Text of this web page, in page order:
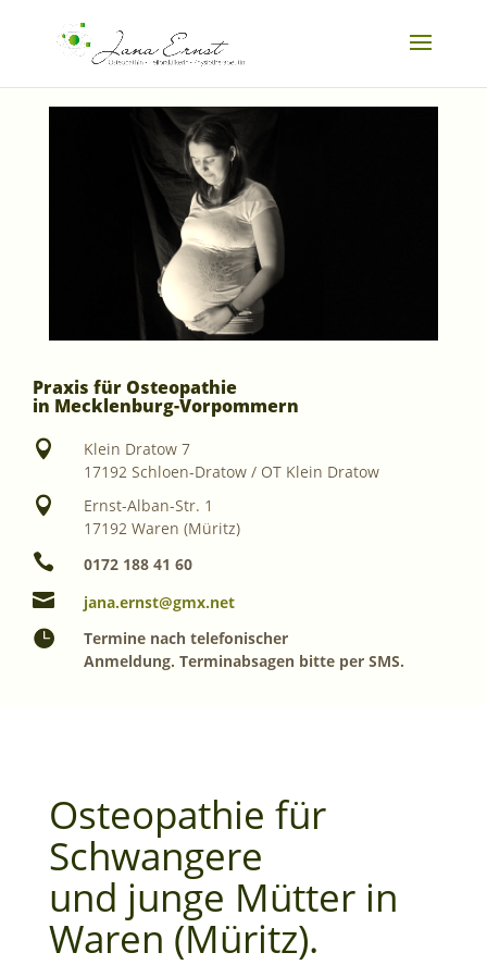
Praxis für Osteopathie
in Mecklenburg-Vorpommern

Klein Dratow 7
17192 Schloen-Dratow / OT Klein Dratow

Ernst-Alban-Str. 1
17192 Waren (Müritz)
 0172 188 41 60
 jana.ernst@gmx.net

Termine nach telefonischer
Anmeldung. Terminabsagen bitte per SMS.
Osteopathie für
Schwangere
und junge Mütter in
Waren (Müritz).